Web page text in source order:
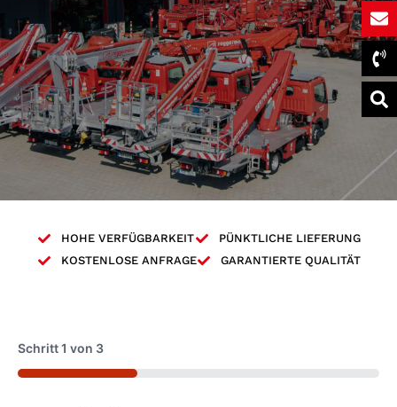
HOHE VERFÜGBARKEIT
PÜNKTLICHE LIEFERUNG
KOSTENLOSE ANFRAGE
GARANTIERTE QUALITÄT
Schritt1 von 3
33%